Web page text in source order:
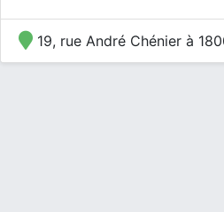
19, rue André Chénier à